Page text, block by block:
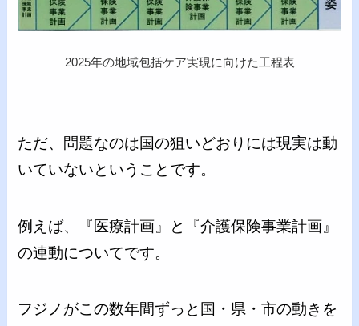
2025年の地域包括ケア実現に向けた工程表
ただ、問題なのは国の狙いどおりには現実は動
いていないということです。
例えば、『医療計画』と『介護保険事業計画』
の連動についてです。
フジノがこの数年間ずっと国・県・市の動きを